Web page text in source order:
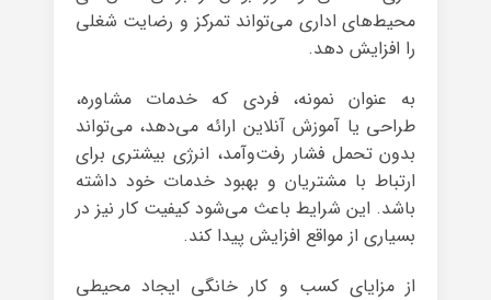
محیط‌های اداری می‌تواند تمرکز و رضایت شغلی
را افزایش دهد.
به عنوان نمونه، فردی که خدمات مشاوره،
طراحی یا آموزش آنلاین ارائه می‌دهد، می‌تواند
بدون تحمل فشار رفت‌وآمد، انرژی بیشتری برای
ارتباط با مشتریان و بهبود خدمات خود داشته
باشد. این شرایط باعث می‌شود کیفیت کار نیز در
بسیاری از مواقع افزایش پیدا کند.
از مزایای کسب و کار خانگی ایجاد محیطی